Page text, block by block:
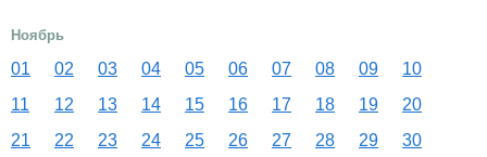
Ноябрь
01 02 03 04 05 06 07 08 09
10
11
12 13 14 15 16 17 18 19
20
21
22 23 24 25 26 27 28 29 30